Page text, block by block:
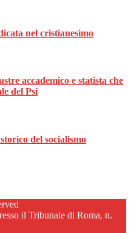
nel cristianesimo
accademico e statista che
del Psi
del socialismo
il Tribunale di Roma, n.